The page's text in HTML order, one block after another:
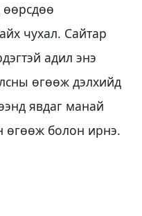
өөрсдөө
чухал. Сайтар
адил энэ
өгөөж дэлхийд
явдаг манай
өгөөж болон ирнэ.